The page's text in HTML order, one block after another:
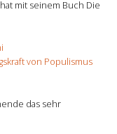
mit seinem Buch Die
von Populismus
das sehr